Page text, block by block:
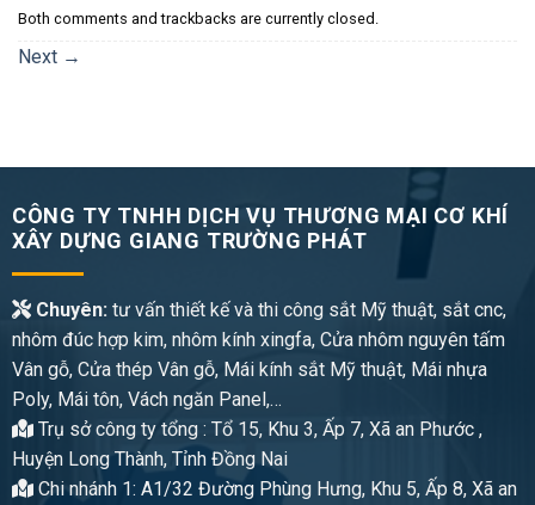
Both comments and trackbacks are currently closed.
Next →
CÔNG TY TNHH DỊCH VỤ THƯƠNG MẠI CƠ KHÍ
XÂY DỰNG GIANG TRƯỜNG PHÁT
Chuyên:tư vấn thiết kế và thi công sắt Mỹ thuật, sắt cnc,
nhôm đúc hợp kim, nhôm kính xingfa, Cửa nhôm nguyên tấm
Vân gỗ, Cửa thép Vân gỗ, Mái kính sắt Mỹ thuật, Mái nhựa
Poly, Mái tôn, Vách ngăn Panel,…
Trụ sở công ty tổng : Tổ 15, Khu 3, Ấp 7, Xã an Phước ,
Huyện Long Thành, Tỉnh Đồng Nai
Chi nhánh 1: A1/32 Đường Phùng Hưng, Khu 5, Ấp 8, Xã an